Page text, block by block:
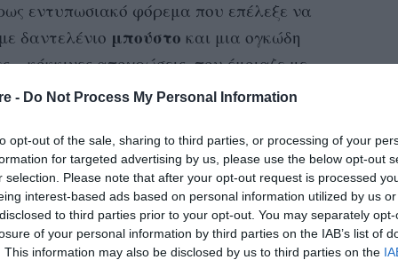
- Do Not Process My Personal Information
opt-out of the sale, sharing to third parties, or processing of your
for targeted advertising by us, please use the below opt-out
selection. Please note that after your opt-out request is processed
interest-based ads based on personal information utilized by us
to third parties prior to your opt-out. You may separately
of your personal information by third parties on the IAB’s list of
This information may also be disclosed by us to third parties on the
εντυπωσιακό φόρεμα που επέλεξε να
δαντελένιο μπούστο και μια ογκώδη
κόκκινες αποχρώσεις, που έμοιαζε με
και για το αριστοκρατικό κολιέπου
κόσμημασε σχήμα καρδιάςTaj
Taylor. Όμως, η λεπτομέρεια που
το manicureτης ηθοποιού, το οποίο
άνω τουενός καρατιού.